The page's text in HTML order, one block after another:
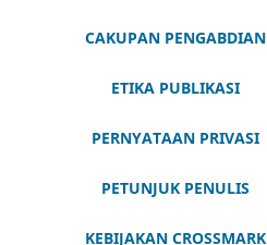
CAKUPAN PENGABDIAN
ETIKA PUBLIKASI
PERNYATAAN PRIVASI
PETUNJUK PENULIS
KEBIJAKAN CROSSMARK